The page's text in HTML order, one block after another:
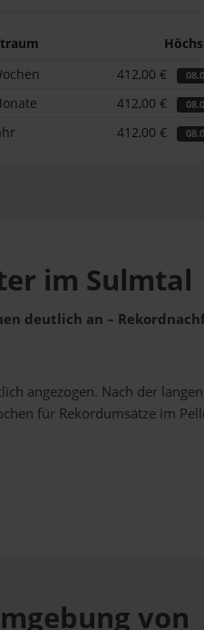
412,00 €
412,00 €
412,00 €
im Sulmtal
deutlich an –
angezogen. Nach der
für Rekordumsätze im
von